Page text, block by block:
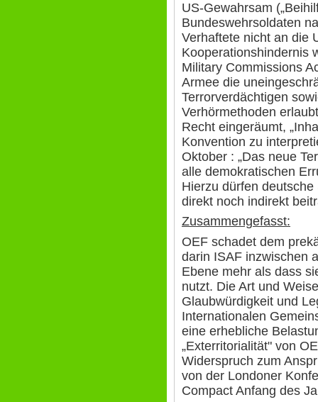
US-Gewahrsam
Bundeswehrsoldaten
Verhaftete nicht an die
Kooperationshindernis
Military Commissions
Armee die
Terrorverdächtigen
Verhörmethoden
Recht eingeräumt,
Konvention zu
Oktober : „Das neue
alle demokratischen
Hierzu dürfen
direkt noch indirekt
Zusammengefasst:
OEF schadet dem
darin ISAF inzwischen
Ebene mehr als dass
nutzt. Die Art und
Glaubwürdigkeit und
Internationalen
eine erhebliche
„Exterritorialität" von
Widerspruch zum
von der Londoner
Compact Anfang des